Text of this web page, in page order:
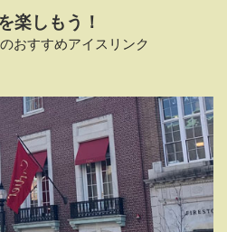
楽しもう！
おすすめアイスリンク